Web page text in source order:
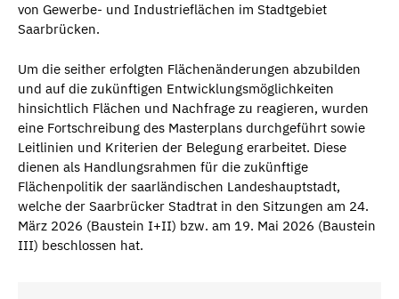
von Gewerbe- und Industrieflächen im Stadtgebiet
Saarbrücken.
Um die seither erfolgten Flächenänderungen abzubilden
und auf die zukünftigen Entwicklungsmöglichkeiten
hinsichtlich Flächen und Nachfrage zu reagieren, wurden
eine Fortschreibung des Masterplans durchgeführt sowie
Leitlinien und Kriterien der Belegung erarbeitet. Diese
dienen als Handlungsrahmen für die zukünftige
Flächenpolitik der saarländischen Landeshauptstadt,
welche der Saarbrücker Stadtrat in den Sitzungen am 24.
März 2026 (Baustein I+II) bzw. am 19. Mai 2026 (Baustein
III) beschlossen hat.